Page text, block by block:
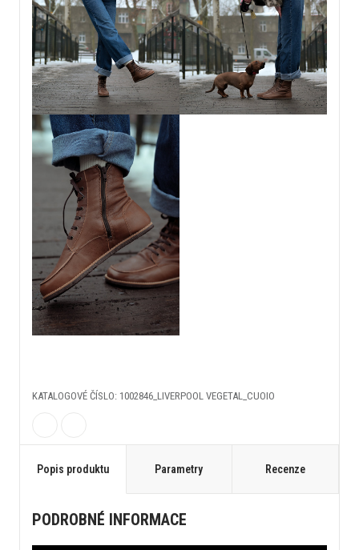
KATALOGOVÉ ČÍSLO: 1002846_LIVERPOOL VEGETAL_CUOIO
Popis produktu Parametry Recenze
PODROBNÉ INFORMACE